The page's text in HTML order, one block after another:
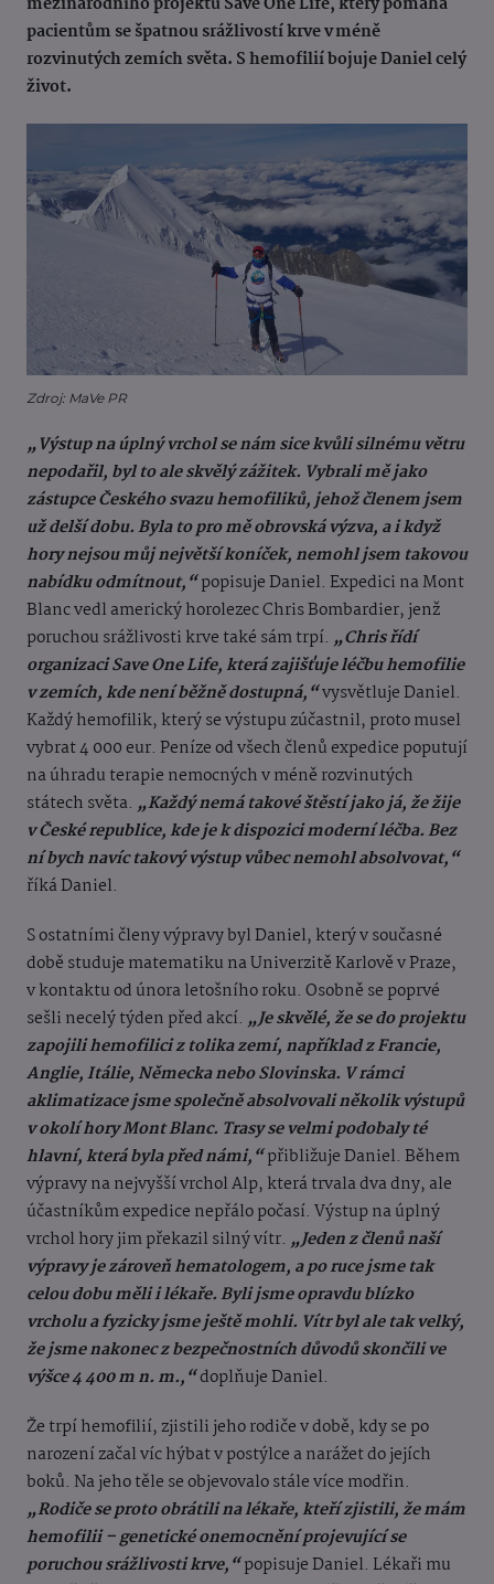
pacientům se špatnou srážlivostí krve v méně
rozvinutých zemích světa. S hemofilií bojuje Daniel celý
život.
Zdroj: MaVe PR
„Výstup na úplný vrchol se nám sice kvůli silnému větru
nepodařil, byl to ale skvělý zážitek. Vybrali mě jako
zástupce Českého svazu hemofiliků, jehož členem jsem
už delší dobu. Byla to pro mě obrovská výzva, a i když
hory nejsou můj největší koníček, nemohl jsem takovou
nabídku odmítnout,“popisuje Daniel. Expedici na Mont
Blanc vedl americký horolezec Chris Bombardier, jenž
poruchou srážlivosti krve také sám trpí. „Chris řídí
organizaci Save One Life, která zajišťuje léčbu hemofilie
v zemích, kde není běžně dostupná,“vysvětluje Daniel.
Každý hemofilik, který se výstupu zúčastnil, proto musel
vybrat 4 000 eur. Peníze od všech členů expedice poputují
na úhradu terapie nemocných v méně rozvinutých
státech světa. „Každý nemá takové štěstí jako já, že žije
v České republice, kde je k dispozici moderní léčba. Bez
ní bych navíc takový výstup vůbec nemohl absolvovat,“
říká Daniel.
S ostatními členy výpravy byl Daniel, který v současné
době studuje matematiku na Univerzitě Karlově v Praze,
v kontaktu od února letošního roku. Osobně se poprvé
sešli necelý týden před akcí. „Je skvělé, že se do projektu
zapojili hemofilici z tolika zemí, například z Francie,
Anglie, Itálie, Německa nebo Slovinska. V rámci
aklimatizace jsme společně absolvovali několik výstupů
v okolí hory Mont Blanc. Trasy se velmi podobaly té
hlavní, která byla před námi,“přibližuje Daniel. Během
výpravy na nejvyšší vrchol Alp, která trvala dva dny, ale
účastníkům expedice nepřálo počasí. Výstup na úplný
vrchol hory jim překazil silný vítr. „Jeden z členů naší
výpravy je zároveň hematologem, a po ruce jsme tak
celou dobu měli i lékaře. Byli jsme opravdu blízko
vrcholu a fyzicky jsme ještě mohli. Vítr byl ale tak velký,
že jsme nakonec z bezpečnostních důvodů skončili ve
výšce 4 400 m n. m.,“doplňuje Daniel.
Že trpí hemofilií, zjistili jeho rodiče v době, kdy se po
narození začal víc hýbat v postýlce a narážet do jejích
boků. Na jeho těle se objevovalo stále více modřin.
„Rodiče se proto obrátili na lékaře, kteří zjistili, že mám
hemofilii – genetické onemocnění projevující se
poruchou srážlivosti krve,“popisuje Daniel. Lékaři mu